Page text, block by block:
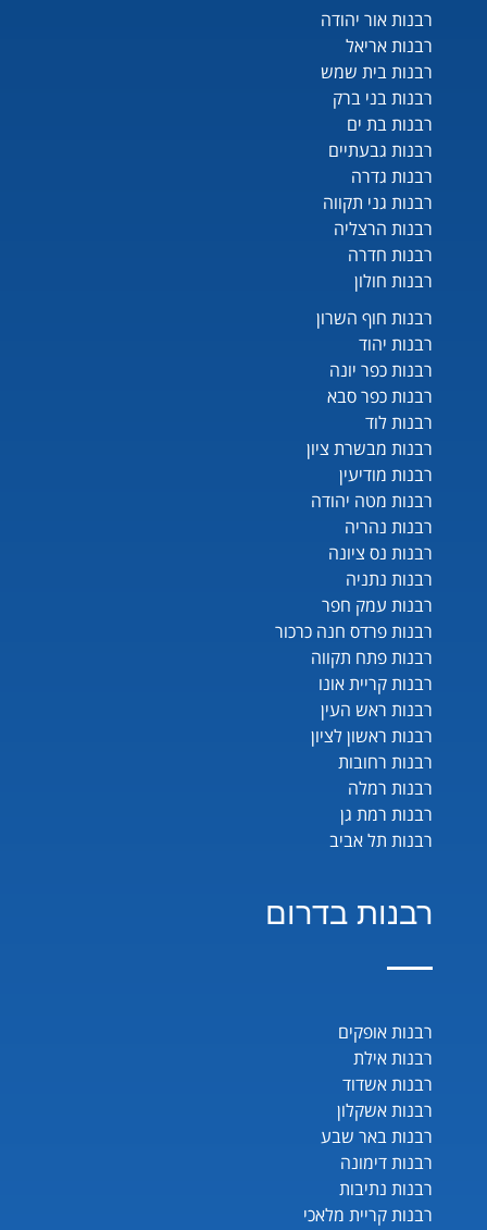
רבנות אור יהודה
רבנות אריאל
רבנות בית שמש
רבנות בני ברק
רבנות בת ים
רבנות גבעתיים
רבנות גדרה
רבנות גני תקווה
רבנות הרצליה
רבנות חדרה
רבנות חולון
רבנות חוף השרון
רבנות יהוד
רבנות כפר יונה
רבנות כפר סבא
רבנות לוד
רבנות מבשרת ציון
רבנות מודיעין
רבנות מטה יהודה
רבנות נהריה
רבנות נס ציונה
רבנות נתניה
רבנות עמק חפר
רבנות פרדס חנה כרכור
רבנות פתח תקווה
רבנות קריית אונו
רבנות ראש העין
רבנות ראשון לציון
רבנות רחובות
רבנות רמלה
רבנות רמת גן
רבנות תל אביב
רבנות בדרום
רבנות אופקים
רבנות אילת
רבנות אשדוד
רבנות אשקלון
רבנות באר שבע
רבנות דימונה
רבנות נתיבות
רבנות קריית מלאכי